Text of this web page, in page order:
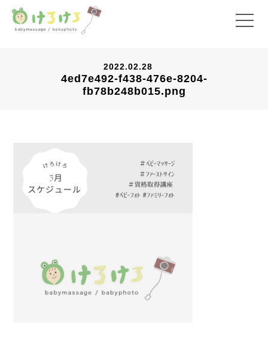
2022.02.28
4ed7e492-f438-476e-8204-
fb78b248b015.png